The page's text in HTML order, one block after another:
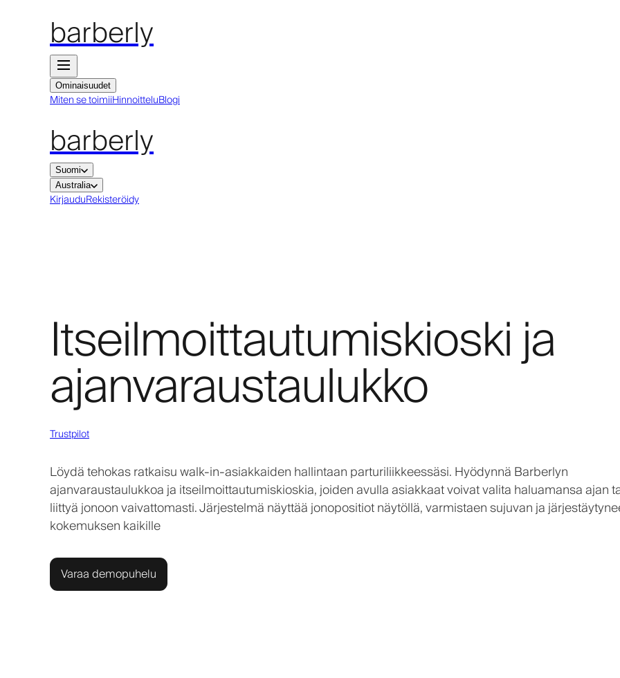
barberly
Ominaisuudet
Miten se toimiiHinnoitteluBlogi
barberly
Suomi
Australia
KirjauduRekisteröidy
Itseilmoittautumiskioski ja
ajanvaraustaulukko
Trustpilot
Löydä tehokas ratkaisu walk-in-asiakkaiden hallintaan parturiliikkeessäsi. Hyödynnä Barberlyn
ajanvaraustaulukkoa ja itseilmoittautumiskioskia, joiden avulla asiakkaat voivat valita haluamansa ajan
liittyä jonoon vaivattomasti. Järjestelmä näyttää jonopositiot näytöllä, varmistaen sujuvan ja
kokemuksen kaikille
Varaa demopuhelu